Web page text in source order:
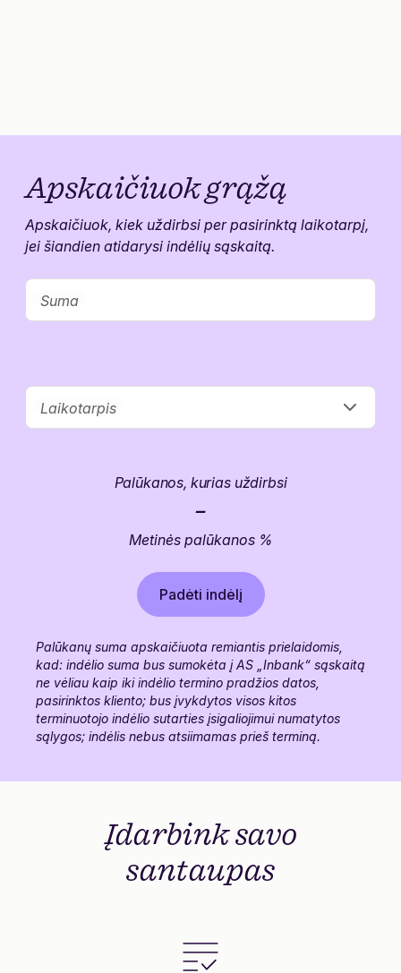
Apskaičiuokgrąžą
Apskaičiuok, kiek uždirbsi per pasirinktą laikotarpį,
jei šiandien atidarysi indėlių sąskaitą.
Suma
Laikotarpis
Palūkanos, kurias uždirbsi
-
Metinės palūkanos %
Padėti indėlį
Palūkanų suma apskaičiuota remiantis prielaidomis,
kad: indėlio suma bus sumokėta į AS „Inbank“ sąskaitą
ne vėliau kaip iki indėlio termino pradžios datos,
pasirinktos kliento; bus įvykdytos visos kitos
terminuotojo indėlio sutarties įsigaliojimui numatytos
sąlygos; indėlis nebus atsiimamas prieš terminą.
Įdarbinksavo
santaupas